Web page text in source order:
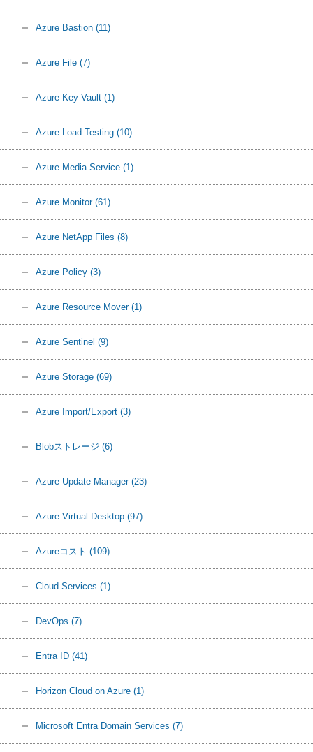
Azure Bastion (11)
Azure File (7)
Azure Key Vault (1)
Azure Load Testing (10)
Azure Media Service (1)
Azure Monitor (61)
Azure NetApp Files (8)
Azure Policy (3)
Azure Resource Mover (1)
Azure Sentinel (9)
Azure Storage (69)
Azure Import/Export (3)
Blobストレージ (6)
Azure Update Manager (23)
Azure Virtual Desktop (97)
Azureコスト (109)
Cloud Services (1)
DevOps (7)
Entra ID (41)
Horizon Cloud on Azure (1)
Microsoft Entra Domain Services (7)